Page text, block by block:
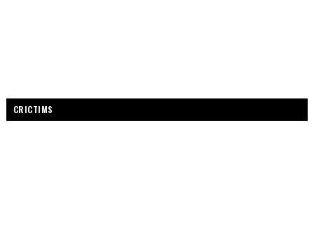
CRICTIMS